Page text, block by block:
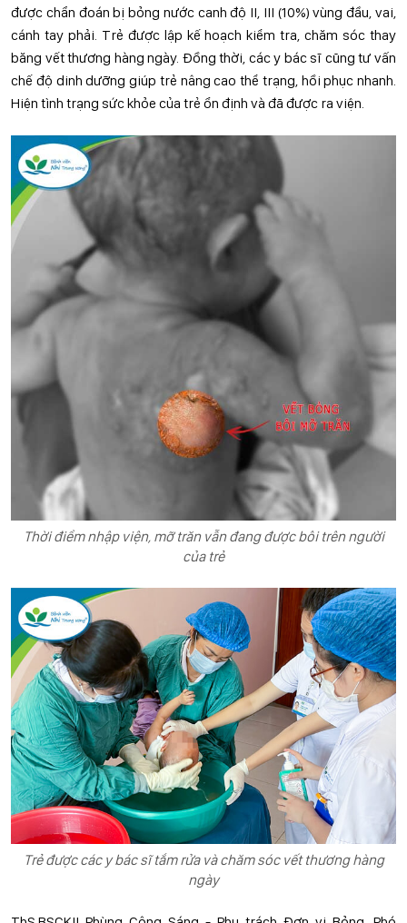
được chẩn đoán bị bỏng nước canh độ II, III (10%) vùng đầu, vai,
cánh tay phải. Trẻ được lập kế hoạch kiểm tra, chăm sóc thay
băng vết thương hàng ngày. Đồng thời, các y bác sĩ cũng tư vấn
chế độ dinh dưỡng giúp trẻ nâng cao thể trạng, hồi phục nhanh.
Hiện tình trạng sức khỏe của trẻ ổn định và đã được ra viện.
Thời điểm nhập viện, mỡ trăn vẫn đang được bôi trên người
của trẻ
Trẻ được các y bác sĩ tắm rửa và chăm sóc vết thương hàng
ngày